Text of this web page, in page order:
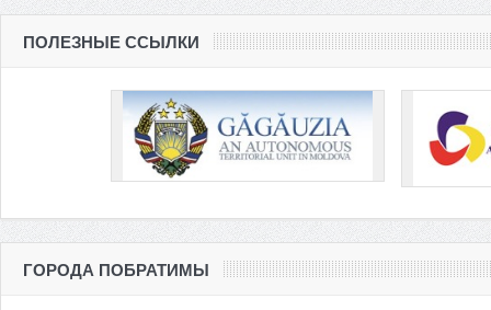
ПОЛЕЗНЫЕ ССЫЛКИ
ГОРОДА ПОБРАТИМЫ